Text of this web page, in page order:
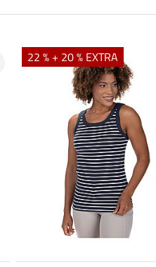
22 % + 20 % EXTRA